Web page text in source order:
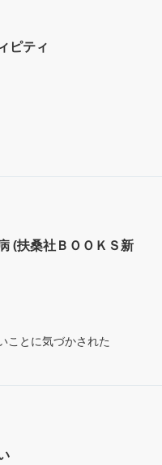
ピティ
(扶桑社ＢＯＯＫＳ新
ことに気づかされた